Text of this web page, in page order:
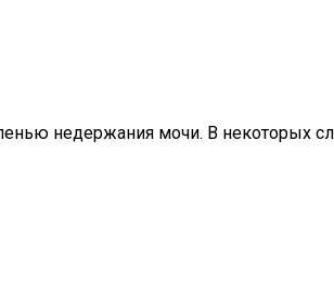
недержания мочи. В некоторых